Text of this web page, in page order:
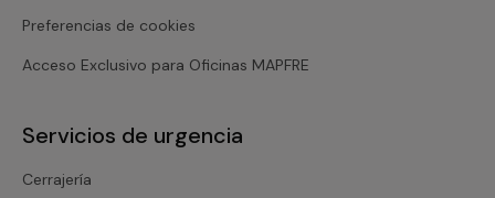
Preferencias de cookies
Acceso Exclusivo para Oficinas MAPFRE
Servicios de urgencia
Cerrajería